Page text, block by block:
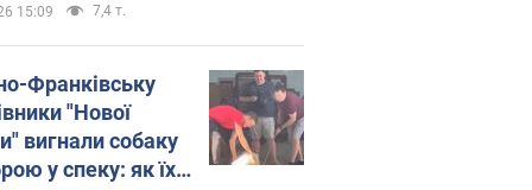
15:09 7,4 т.
Франківську
"Нової
вигнали собаку
у спеку: як їх